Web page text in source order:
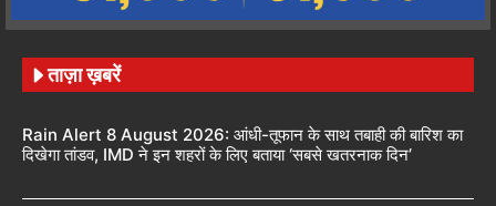
ताज़ा ख़बरें
Rain Alert 8 August 2026: आंधी-तूफान के साथ तबाही की बारिश का
दिखेगा तांडव, IMD ने इन शहरों के लिए बताया ‘सबसे खतरनाक दिन’